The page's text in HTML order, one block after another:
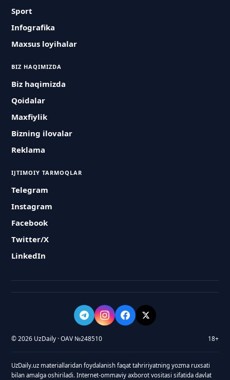
Sport
Infografika
Maxsus loyihalar
BIZ HAQIMIZDA
Biz haqimizda
Qoidalar
Maxfiylik
Bizning ilovalar
Reklama
IJTIMOIY TARMOQLAR
Telegram
Instagram
Facebook
Twitter/X
LinkedIn
© 2026 UzDaily · OAV №248510 18+
UzDaily.uz materiallaridan foydalanish faqat tahririyatning yozma ruxsati
bilan amalga oshiriladi. Internet-ommaviy axborot vositasi sifatida davlat